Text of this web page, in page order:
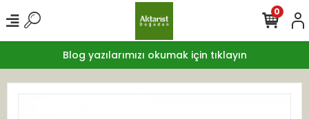
Blog yazılarımızı okumak için tıklayın
0